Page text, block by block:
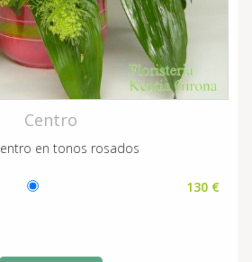
Centro
en tonos rosados
130 €